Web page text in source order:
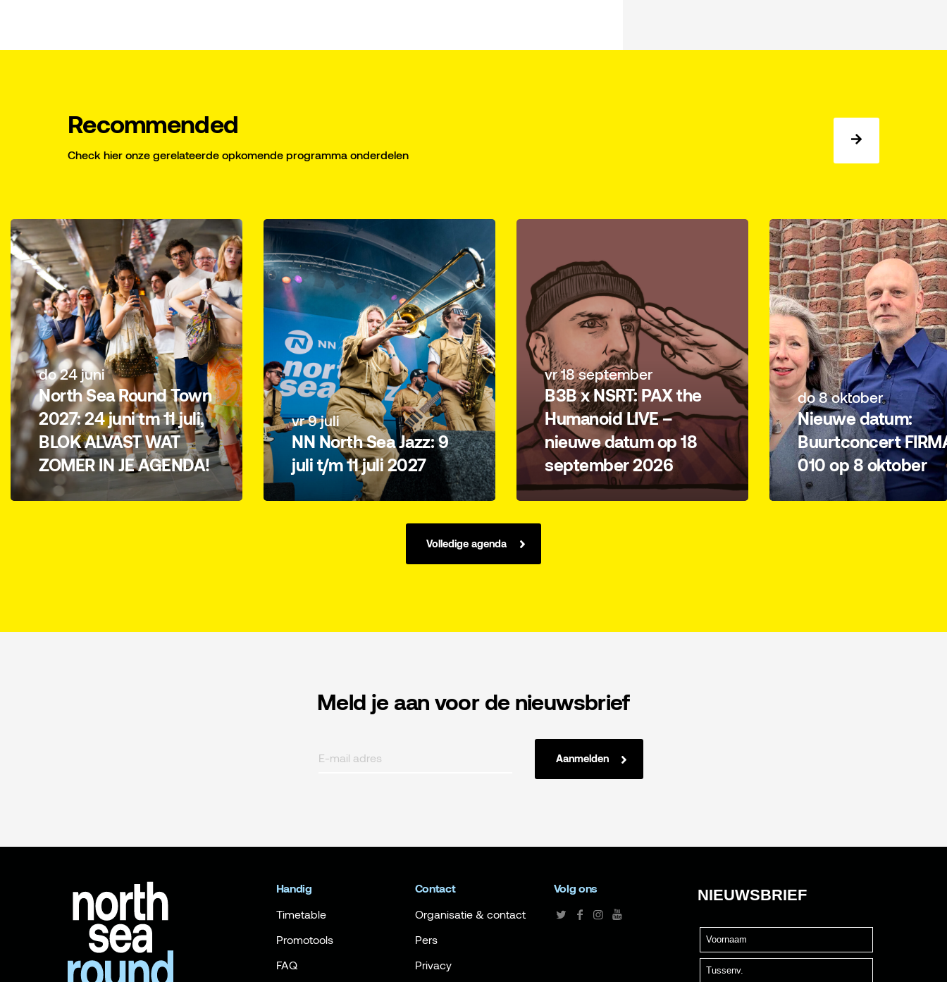
Recommended
Check hier onze gerelateerde opkomende programma onderdelen
do 24 juni
North Sea Round Town
2027: 24 juni tm 11 juli,
BLOK ALVAST WAT
ZOMER IN JE AGENDA!
vr 9 juli
NN North Sea Jazz: 9
juli t/m 11 juli 2027
vr 18 september
B3B x NSRT: PAX the
Humanoid LIVE –
nieuwe datum op 18
september 2026
do 8 oktober
Nieuwe datum:
Buurtconcert
010 op 8 oktober
Volledige agenda
Meld je aan voor de nieuwsbrief
Aanmelden
Handig
Timetable
Promotools
FAQ
Contact
Organisatie & contact
Pers
Privacy
Volg ons